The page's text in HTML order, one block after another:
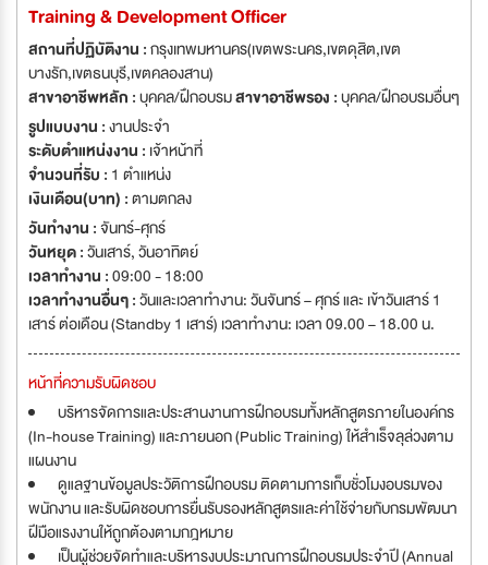
specializing in futures trading. MTS MISSION M: MASTER OF
INNOVATION ผู้นำ: นวัตกรรมและการพัฒนา T: TRUST & INTEGRITY
มั่นคง: ทางการเงินและความซื่อสัตย์ S: SERVICE EXCELLENCE ดีเลิศ: ทาง
ด้านการบริการ GOLD: GOLD EXPERTISE ผู้เชี่ยวชาญ: ในทองคำ อย่างครบ
วงจร
Training & Development Officer
สถานที่ปฏิบัติงาน :กรุงเทพมหานคร(เขตพระนคร,เขตดุสิต,เขต
บางรัก,เขตธนบุรี,เขตคลองสาน)
สาขาอาชีพหลัก :บุคคล/ฝึกอบรมสาขาอาชีพรอง :บุคคล/ฝึกอบรมอื่นๆ
รูปแบบงาน :งานประจำ
ระดับตำแหน่งงาน : เจ้าหน้าที่
จำนวนที่รับ : 1 ตำแหน่ง
เงินเดือน(บาท) :ตามตกลง
วันทำงาน :จันทร์-ศุกร์
วันหยุด :วันเสาร์,วันอาทิตย์
เวลาทำงาน :09:00 - 18:00
เวลาทำงานอื่นๆ :วันและเวลาทำงาน: วันจันทร์ – ศุกร์ และ เข้าวันเสาร์ 1
เสาร์ ต่อเดือน (Standby 1 เสาร์) เวลาทำงาน: เวลา 09.00 – 18.00 น.
หน้าที่ความรับผิดชอบ
บริหารจัดการและประสานงานการฝึกอบรมทั้งหลักสูตรภายในองค์กร
(In-house Training) และภายนอก (Public Training) ให้สำเร็จลุล่วงตาม
แผนงาน
ดูแลฐานข้อมูลประวัติการฝึกอบรม ติดตามการเก็บชั่วโมงอบรมของ
พนักงาน และรับผิดชอบการยื่นรับรองหลักสูตรและค่าใช้จ่ายกับกรมพัฒนา
ฝีมือแรงงานให้ถูกต้องตามกฎหมาย
เป็นผู้ช่วยจัดทำและบริหารงบประมาณการฝึกอบรมประจำปี (Annual